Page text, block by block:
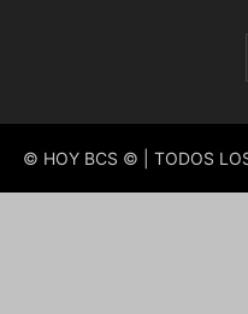
© HOY BCS © | TODOS